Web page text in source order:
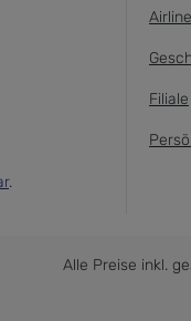
.
Filiale
Alle Preise inkl.